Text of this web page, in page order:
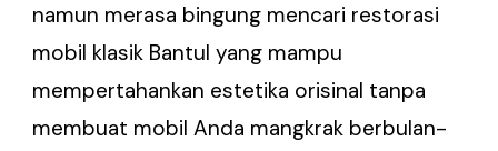
namun merasa bingung mencari restorasi
mobil klasik Bantul yang mampu
mempertahankan estetika orisinal tanpa
membuat mobil Anda mangkrak berbulan-